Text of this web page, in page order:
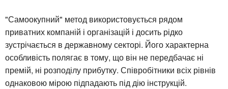
"Самоокупний" метод використовується рядом
приватних компаній і організацій і досить рідко
зустрічається в державному секторі. Його характерна
особливість полягає в тому, що він не передбачає ні
премій, ні розподілу прибутку. Співробітники всіх рівнів
однаковою мірою підпадають під дію інструкцій.